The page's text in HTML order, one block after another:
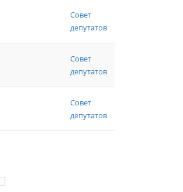
Совет
депутатов
Совет
депутатов
Совет
депутатов